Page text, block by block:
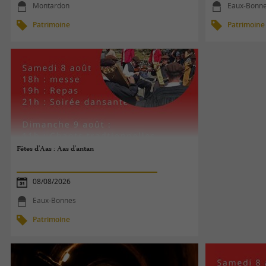
Montardon
Patrimoine
Eaux-
Patrimoine
Fêtes d'Aas : Aas d'antan
08/08/2026
Eaux-Bonnes
Patrimoine